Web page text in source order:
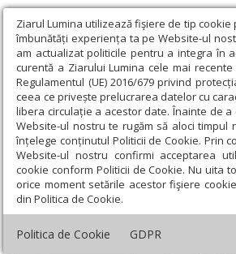
Ziarul Lumina utilizează fişiere de tip
îmbunătăți experiența ta pe Website-ul
am actualizat politicile pentru a integra în
curentă a Ziarului Lumina cele mai
Regulamentul (UE) 2016/679 privind
ceea ce privește prelucrarea datelor cu
libera circulație a acestor date. Înainte de
Website-ul nostru te rugăm să aloci timpul
înțelege conținutul Politicii de Cookie. Prin
Website-ul nostru confirmi acceptarea
cookie conform Politicii de Cookie. Nu uita
orice moment setările acestor fişiere
din Politica de Cookie.
Politica de Cookie GDPR
Ziarul Lumina › Societate › Familie
Familie